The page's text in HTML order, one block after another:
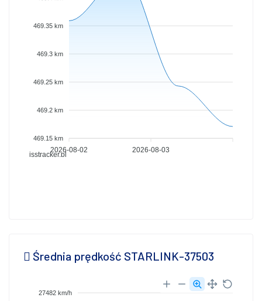
isstracker.pl
469.35 km
469.3 km
469.25 km
469.2 km
469.15 km
2026-08-02 2026-08-03
Średnia prędkość STARLINK-37503
27482 km/h